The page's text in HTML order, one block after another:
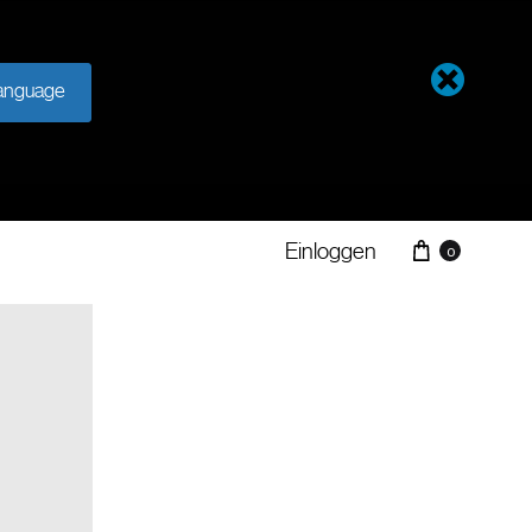
Einloggen 0